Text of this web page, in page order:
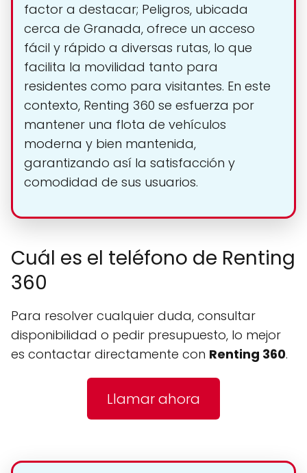
factor a destacar; Peligros, ubicada
cerca de Granada, ofrece un acceso
fácil y rápido a diversas rutas, lo que
facilita la movilidad tanto para
residentes como para visitantes. En este
contexto, Renting 360 se esfuerza por
mantener una flota de vehículos
moderna y bien mantenida,
garantizando así la satisfacción y
comodidad de sus usuarios.
Cuál es el teléfono de Renting
360
Para resolver cualquier duda, consultar
disponibilidad o pedir presupuesto, lo mejor
es contactar directamente con Renting 360.
Llamar ahora